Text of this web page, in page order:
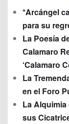
*Arcángel
para su
La Poesía
Calamaro
‘Calamaro
La
en el Foro
La Alquimia
sus